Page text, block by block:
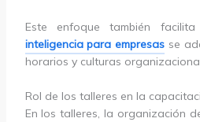
Este enfoque también
inteligencia para empresas se
horarios y culturas
Rol de los talleres en la
En los talleres, la organización